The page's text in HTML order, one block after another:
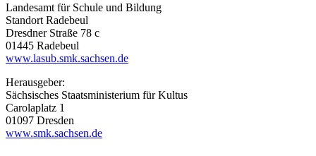
Landesamt für Schule und Bildung
Standort Radebeul
Dresdner Straße 78 c
01445 Radebeul
www.lasub.smk.sachsen.de
Herausgeber:
Sächsisches Staatsministerium für Kultus
Carolaplatz 1
01097 Dresden
www.smk.sachsen.de